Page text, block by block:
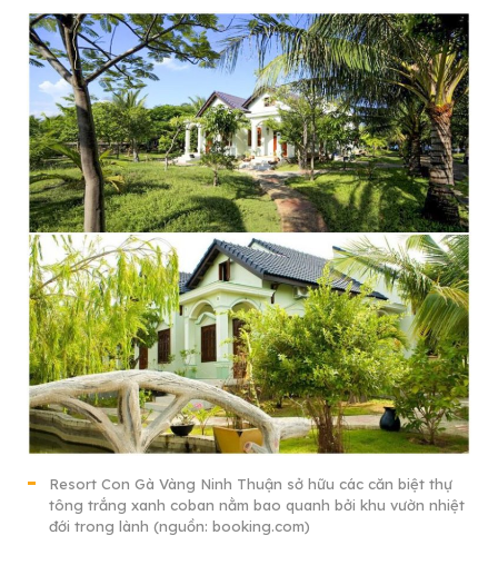
Resort Con Gà Vàng Ninh Thuận sở hữu các căn biệt thự
tông trắng xanh coban nằm bao quanh bởi khu vườn nhiệt
đới trong lành (nguồn: booking.com)